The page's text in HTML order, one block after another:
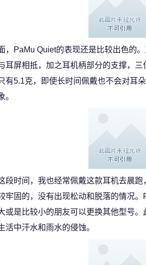
，PaMu Quiet的表现还是比较出色的
耳屏相抵，加之耳机柄部分的支撑，
有5.1克，即使长时间佩戴也不会对耳
。
段时间，我也经常佩戴这款耳机去晨
牢固的，没有出现松动和脱落的情况
或是比较小的朋友可以更换其他型号
活中汗水和雨水的侵蚀。